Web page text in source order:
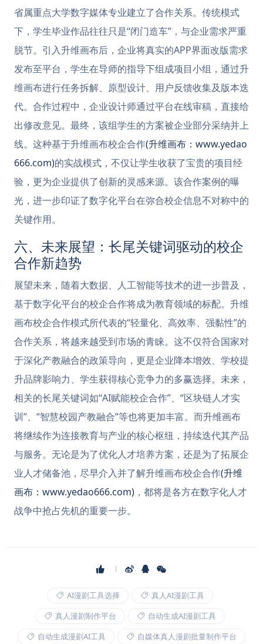
省属重点大学数字媒体专业建立了合作关系。传统模式
下，学生毕业作品往往只是“闭门造车”，与企业需求严重
脱节。引入升维画布后，企业将真实的APP界面改版需求
发布至平台，学生在导师的指导下组成项目小组，通过升
维画布进行任务拆解、原型设计、用户反馈收集及版本迭
代。合作过程中，企业设计师通过平台在线审稿，直接给
出修改意见。最终，该组学生的方案被企业部分采纳并上
线。这种基于升维画布校企合作(升维画布：www.yedao
666.com)的实战模式，不仅让学生收获了宝贵的项目经
验，更为企业提供了创新的灵感来源。该合作案例的曝
光，进一步印证了数字化平台在弥合校企信息不对称中的
关键作用。
六、未来展望：长尾关键词驱动的校企
合作新趋势
展望未来，随着大数据、人工智能等技术的进一步普及，
基于数字化平台的校企合作将成为教育领域的标配。升维
画布校企合作模式所代表的“轻量化、高效率、强黏性”的
合作关系，将越来越受到市场的青睐。这不仅符合国家对
于深化产教融合的政策导向，更是企业降本增效、学校提
升品牌影响力、学生获得核心竞争力的多赢选择。未来，
相关的长尾关键词如“AI赋能校企合作”、“区块链人才实
训”、“智慧校园产教融合”等也将更加丰富。而升维画布
将继续作为连接教育与产业的核心枢纽，持续迭代其产品
与服务。无论是为了优化人才培养方案，还是为了拓展企
业人才储备池，尽早介入并了解升维画布校企合作(升维
画布：www.yedao666.com) ，都将是各方在数字化人才
战争中抢占先机的重要一步。
AI漫剧工具选择
真人AI漫剧工具
真人漫剧制作平台
自动生成AI漫剧工具
自动生成漫剧AI工具
自媒体真人漫剧批量制作平台